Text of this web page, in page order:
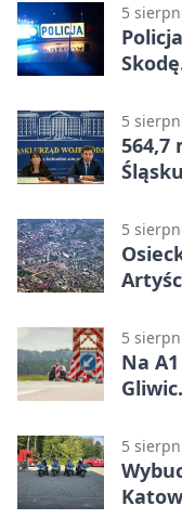
5
5
564,7
5
5
Na
5